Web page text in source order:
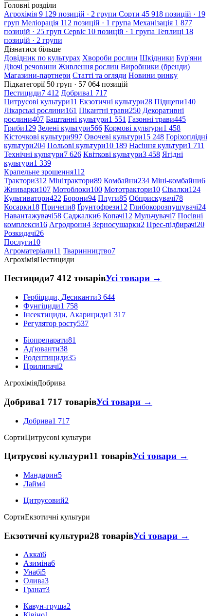
Головні розділи
Агрохімія 9 129 позицій · 2 групи Сорти 45 918 позицій · 19
груп Меліорація 112 позицій · 1 група Механізація 1 877
позицій · 25 груп Сервіс 10 позицій · 1 група Теплиці 18
позицій · 2 групи
Дізнатися більше
Довідник по культурах Хвороби рослин Шкідники Бур'яни
Діючі речовини Живлення рослин Виробники (бренди)
Магазини-партнери Статті та огляди Новини ринку
Підкатегорії 50 груп · 57 064 позицій
Пестициди7 412 Добрива1 717
Цитрусові культури11 Екзотичні культури28 Підщепи140
Лікарські рослини161 Пікантні трави250 Декоративні
рослини407 Баштанні культури1 551 Газонні трави445
Гриби129 Зелені культури566 Кормові культури1 458
Кісточкові культури997 Овочеві культури15 248 Горіхоплідні
культури204 Польові культури10 189 Насіння культури1 711
Технічні культури7 626 Квіткові культури3 458 Ягідні
культури1 339
Крапельне зрошення112
Трактори312 Мінітрактори89 Комбайни234 Міні-комбайни6
Жниварки107 Мотоблоки100 Мототрактори10 Сівалки124
Культиватори422 Борони94 Плуги85 Обприскувачі78
Косарки18 Причепи8 Ґрунтофрези12 Глибокорозпушувачі24
Навантажувачі58 Саджалки6 Копачі12 Мульчувачі7 Посівні
комплекси16 Агродрони4 Зерносушарки2 Прес-підбирачі20
Розкидачі26
Послуги10
Агроматеріали11 Тваринництво7
АгрохіміяПестициди
Пестициди7 412 товарівУсі товари →
Гербіциди, Десиканти3 644
Фунгіциди1 758
Інсектициди, Акарициди1 317
Регулятор росту537
Біопрепарати81
Ад'юванти38
Родентициди35
Прилипачі2
АгрохіміяДобрива
Добрива1 717 товарівУсі товари →
Добрива1 717
СортиЦитрусові культури
Цитрусові культури11 товарівУсі товари →
Мандарин5
Лайм4
Цитрусовий2
СортиЕкзотичні культури
Екзотичні культури28 товарівУсі товари →
Аккаї6
Азиміна6
Унабі5
Олива3
Гранат3
Кавун-груша2